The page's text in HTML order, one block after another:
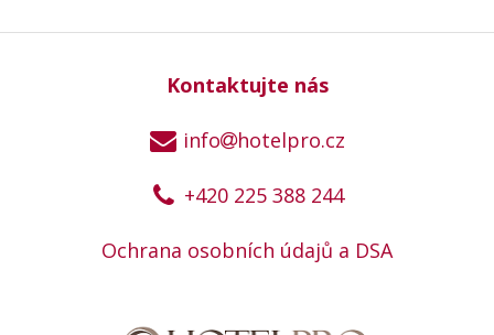
Kontaktujte nás
info hotelpro.cz
+420 225 388 244
Ochrana osobních údajů a DSA